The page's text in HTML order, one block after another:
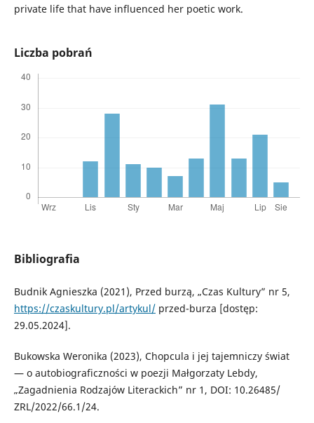
private life that have influenced her poetic work.
Liczba pobrań
Bibliografia
Budnik Agnieszka (2021), Przed burzą, „Czas Kultury” nr 5,
https://czaskultury.pl/artykul/przed-burza [dostęp:
29.05.2024].
Bukowska Weronika (2023), Chopcula i jej tajemniczy świat
— o autobiograficzności w poezji Małgorzaty Lebdy,
„Zagadnienia Rodzajów Literackich” nr 1, DOI: 10.26485/
ZRL/2022/66.1/24.